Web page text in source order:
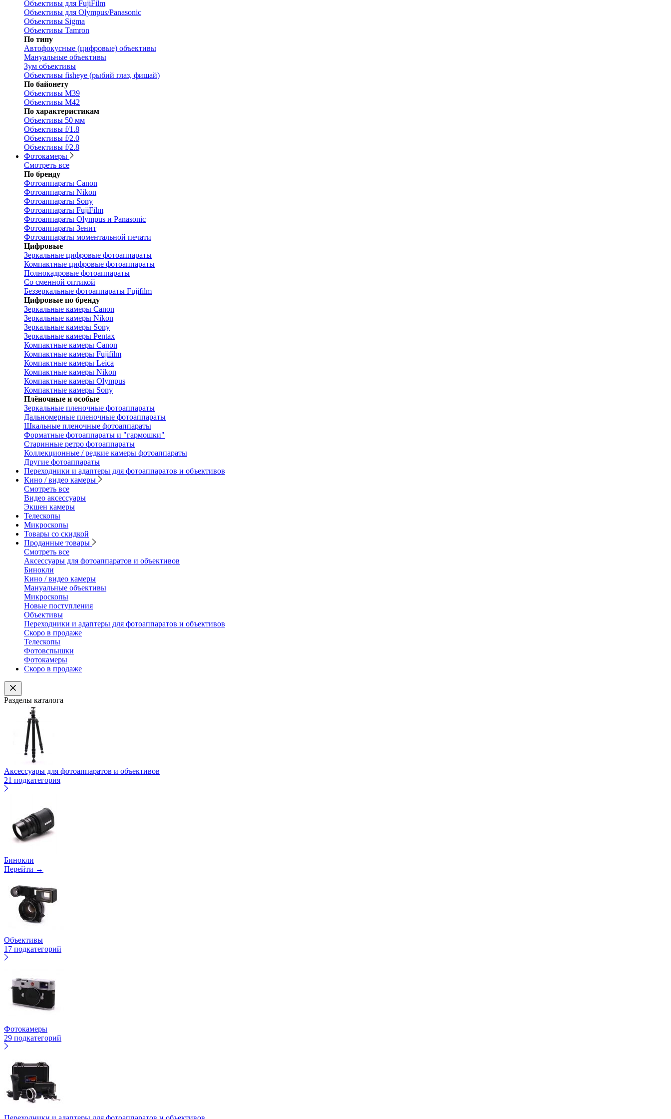
Объективы для FujiFilm
Объективы для Olympus/Panasonic
Объективы Sigma
Объективы Tamron
По типу
Автофокусные (цифровые) объективы
Мануальные объективы
Зум объективы
Объективы fisheye (рыбий глаз, фишай)
По байонету
Объективы M39
Объективы M42
По характеристикам
Объективы 50 мм
Объективы f/1.8
Объективы f/2.0
Объективы f/2.8
Фотокамеры
Смотреть все
По бренду
Фотоаппараты Canon
Фотоаппараты Nikon
Фотоаппараты Sony
Фотоаппараты FujiFilm
Фотоаппараты Olympus и Panasonic
Фотоаппараты Зенит
Фотоаппараты моментальной печати
Цифровые
Зеркальные цифровые фотоаппараты
Компактные цифровые фотоаппараты
Полнокадровые фотоаппараты
Со сменной оптикой
Беззеркальные фотоаппараты Fujifilm
Цифровые по бренду
Зеркальные камеры Canon
Зеркальные камеры Nikon
Зеркальные камеры Sony
Зеркальные камеры Pentax
Компактные камеры Canon
Компактные камеры Fujifilm
Компактные камеры Leica
Компактные камеры Nikon
Компактные камеры Olympus
Компактные камеры Sony
Плёночные и особые
Зеркальные пленочные фотоаппараты
Дальномерные пленочные фотоаппараты
Шкальные пленочные фотоаппараты
Форматные фотоаппараты и "гармошки"
Старинные ретро фотоаппараты
Коллекционные / редкие камеры фотоаппараты
Другие фотоаппараты
Переходники и адаптеры для фотоаппаратов и объективов
Кино / видео камеры
Смотреть все
Видео аксессуары
Экшен камеры
Телескопы
Микроскопы
Товары со скидкой
Проданные товары
Смотреть все
Аксессуары для фотоаппаратов и объективов
Бинокли
Кино / видео камеры
Мануальные объективы
Микроскопы
Новые поступления
Объективы
Переходники и адаптеры для фотоаппаратов и объективов
Скоро в продаже
Телескопы
Фотовспышки
Фотокамеры
Скоро в продаже
Разделы каталога
Аксессуары для фотоаппаратов и объективов
21 подкатегория
Бинокли
Перейти →
Объективы
17 подкатегорий
Фотокамеры
29 подкатегорий